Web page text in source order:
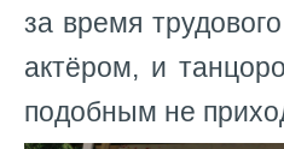
за время
актёром, и
подобным не